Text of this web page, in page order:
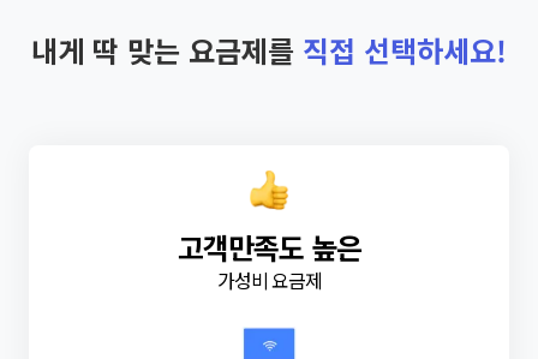
내게 딱 맞는 요금제를 직접 선택하세요!
고객만족도 높은
가성비 요금제